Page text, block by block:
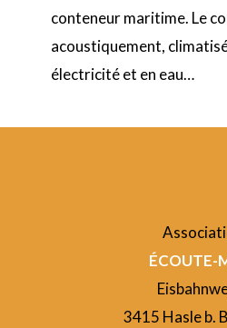
conteneur maritime. Le
acoustiquement,
électricité et en eau…
ÉCOUTE-
3415 Hasle b.